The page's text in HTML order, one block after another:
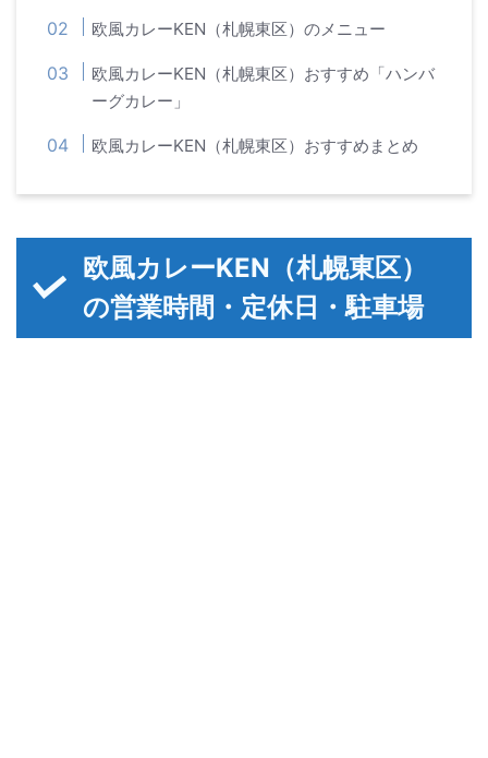
欧風カレーKEN（札幌東区）のメニュー
欧風カレーKEN（札幌東区）おすすめ「ハンバ
ーグカレー」
欧風カレーKEN（札幌東区）おすすめまとめ
欧風カレーKEN（札幌東区）
の営業時間・定休日・駐車場